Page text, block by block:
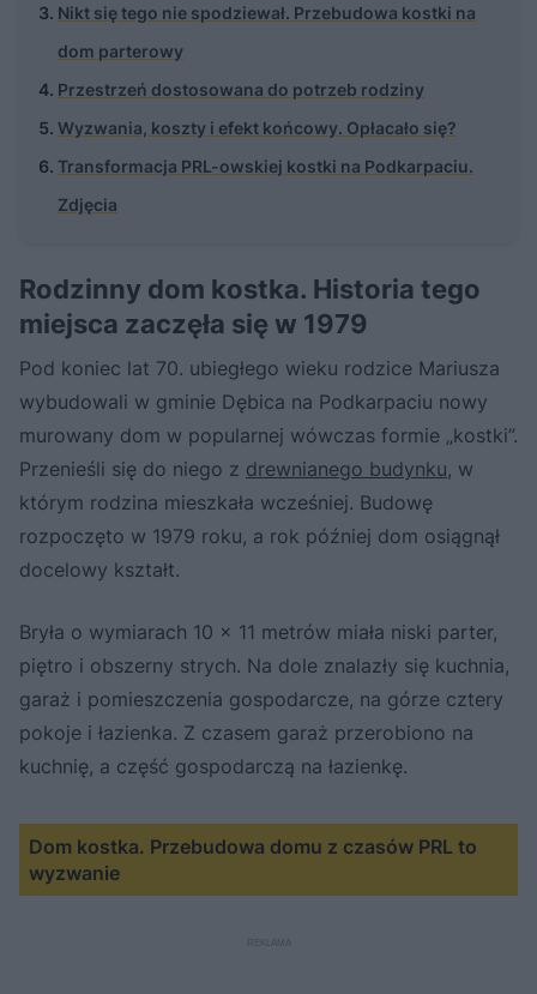
Nikt się tego nie spodziewał. Przebudowa kostki na
dom parterowy
Przestrzeń dostosowana do potrzeb rodziny
Wyzwania, koszty i efekt końcowy. Opłacało się?
Transformacja PRL-owskiej kostki na Podkarpaciu.
Zdjęcia
Rodzinny dom kostka. Historia tego
miejsca zaczęła się w 1979
Pod koniec lat 70. ubiegłego wieku rodzice Mariusza
wybudowali w gminie Dębica na Podkarpaciu nowy
murowany dom w popularnej wówczas formie „kostki”.
Przenieśli się do niego z drewnianego budynku, w
którym rodzina mieszkała wcześniej. Budowę
rozpoczęto w 1979 roku, a rok później dom osiągnął
docelowy kształt.
Bryła o wymiarach 10 × 11 metrów miała niski parter,
piętro i obszerny strych. Na dole znalazły się kuchnia,
garaż i pomieszczenia gospodarcze, na górze cztery
pokoje i łazienka. Z czasem garaż przerobiono na
kuchnię, a część gospodarczą na łazienkę.
Dom kostka. Przebudowa domu z czasów PRL to
wyzwanie